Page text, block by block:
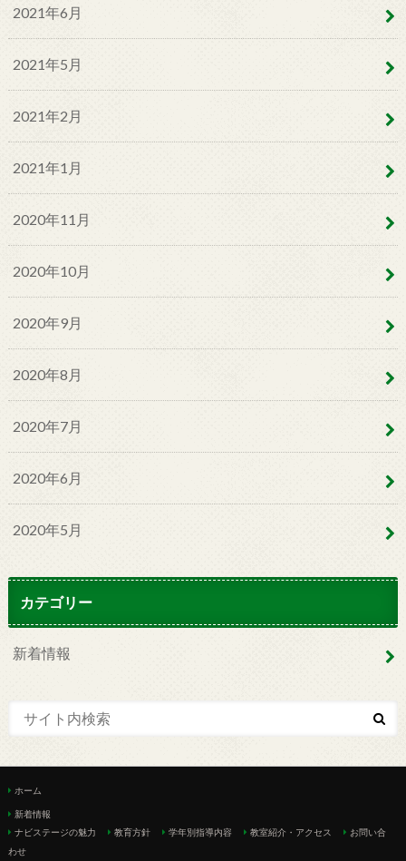
2021年6月
2021年5月
2021年2月
2021年1月
2020年11月
2020年10月
2020年9月
2020年8月
2020年7月
2020年6月
2020年5月
カテゴリー
新着情報
ホーム
新着情報
ナビステージの魅力
教育方針 学年別指導内容 教室紹介・アクセス
お問い合
わせ